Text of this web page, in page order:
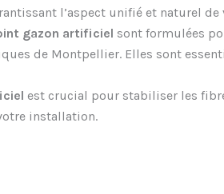
l’aspect unifié et naturel de
gazon artificiel sont formulées
de Montpellier. Elles sont
est crucial pour stabiliser les
installation.